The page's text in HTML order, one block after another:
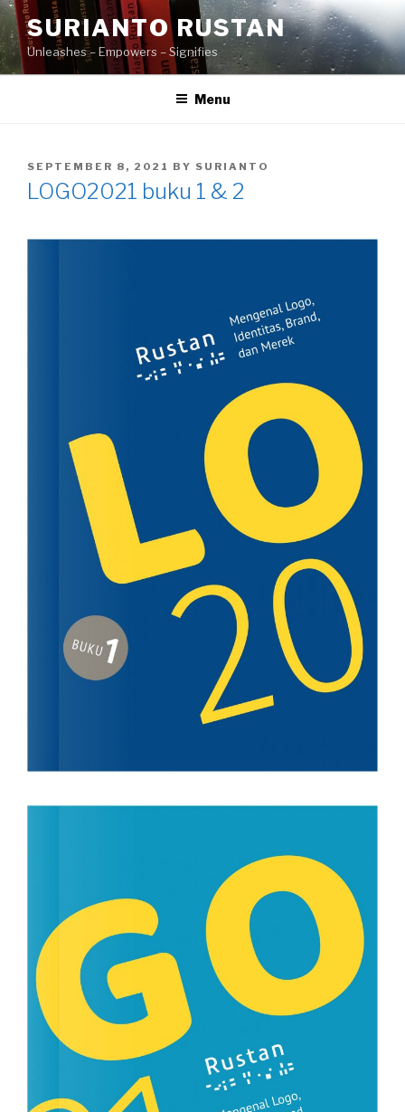
Skip
to
content
SURIANTO RUSTAN
Unleashes – Empowers – Signifies
Menu
POSTED
ON
SEPTEMBER 8, 2021 BY SURIANTO
LOGO2021 buku 1 & 2